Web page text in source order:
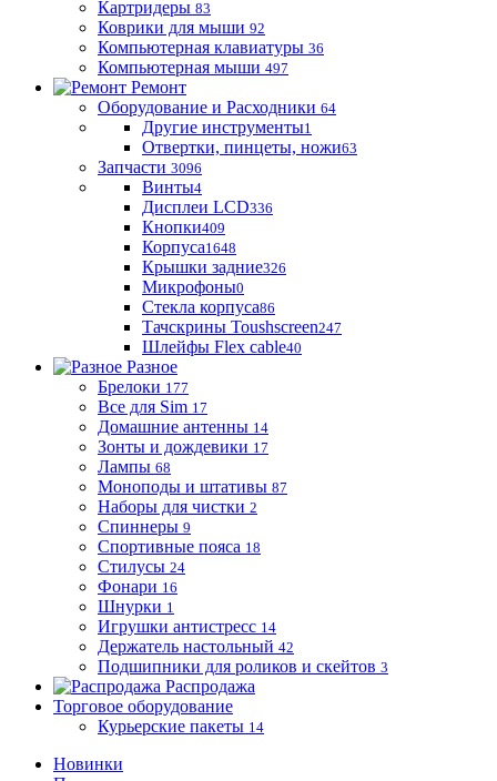
Картридеры 83
Коврики для мыши 92
Компьютерная клавиатуры 36
Компьютерная мыши 497
Ремонт
Оборудование и Расходники 64
Другие инструменты1
Отвертки, пинцеты, ножи63
Запчасти 3096
Винты4
Дисплеи LCD336
Кнопки409
Корпуса1648
Крышки задние326
Микрофоны0
Стекла корпуса86
Тачскрины Toushscreen247
Шлейфы Flex cable40
Разное
Брелоки 177
Все для Sim 17
Домашние антенны 14
Зонты и дождевики 17
Лампы 68
Моноподы и штативы 87
Наборы для чистки 2
Спиннеры 9
Спортивные пояса 18
Стилусы 24
Фонари 16
Шнурки 1
Игрушки антистресс 14
Держатель настольный 42
Подшипники для роликов и скейтов 3
Распродажа
Торговое оборудование
Курьерские пакеты 14
Новинки